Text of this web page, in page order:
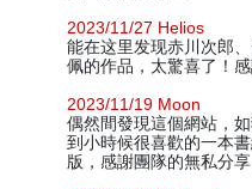
2023/11/27 Helios
能在这里发现赤川次郎
佩的作品，太驚喜了！感
2023/11/19 Moon
偶然間發現這個網站，
到小時候很喜歡的一本
版，感謝團隊的無私分享